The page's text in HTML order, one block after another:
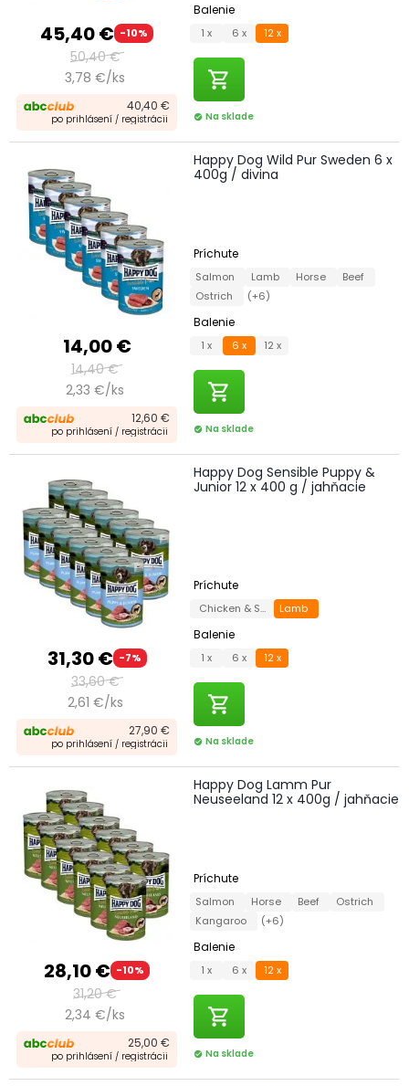
45,40 € -10%
50,40 €
3,78 €/ks
40,40 €
po prihlásení / registrácii
Balenie
1 x 6 x 12 x
shopping_cart
check_circle Na sklade
14,00 €
14,40 €
2,33 €/ks
12,60 €
po prihlásení / registrácii
Happy Dog Wild Pur Sweden 6 x
400g / divina
Príchute
Salmon Lamb Horse
Beef
Ostrich
(+6)
Balenie
1 x 6 x 12 x
shopping_cart
check_circle Na sklade
31,30 € -7%
33,60 €
2,61 €/ks
27,90 €
po prihlásení / registrácii
Happy Dog Sensible Puppy &
Junior 12 x 400 g / jahňacie
Príchute
Chicken & Salmon
Lamb
Balenie
1 x 6 x 12 x
shopping_cart
check_circle Na sklade
28,10 € -10%
31,20 €
2,34 €/ks
25,00 €
po prihlásení / registrácii
Happy Dog Lamm Pur
Neuseeland 12 x 400g / jahňacie
Príchute
Salmon Horse Beef
Ostrich
Kangaroo
(+6)
Balenie
1 x 6 x 12 x
shopping_cart
check_circle Na sklade